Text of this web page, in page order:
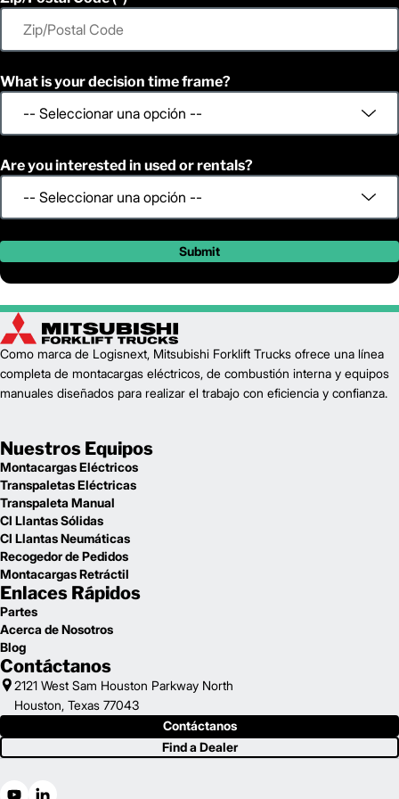
Capacity (lb) 4,500
Lift Height (in)
Power Type 36 V
Width (in) 41.5
Height (in)
What is your decision time frame?
Are you interested in used or rentals?
Submit
Como marca de Logisnext, Mitsubishi Forklift Trucks ofrece una línea
completa de montacargas eléctricos, de combustión interna y equipos
manuales diseñados para realizar el trabajo con eficiencia y confianza.
Nuestros Equipos
Montacargas Eléctricos
Transpaletas Eléctricas
Transpaleta Manual
CI Llantas Sólidas
CI Llantas Neumáticas
Recogedor de Pedidos
Montacargas Retráctil
Enlaces Rápidos
Partes
Acerca de Nosotros
Blog
Contáctanos
2121 West Sam Houston Parkway North
Houston, Texas 77043
Contáctanos
Find a Dealer